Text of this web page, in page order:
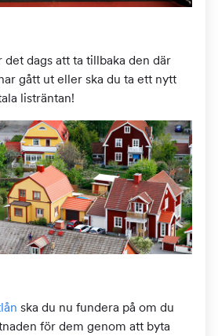
det dags att ta tillbaka den där
gått ut eller ska du ta ett nytt
listräntan!
ska du nu fundera på om du
för dem genom att byta